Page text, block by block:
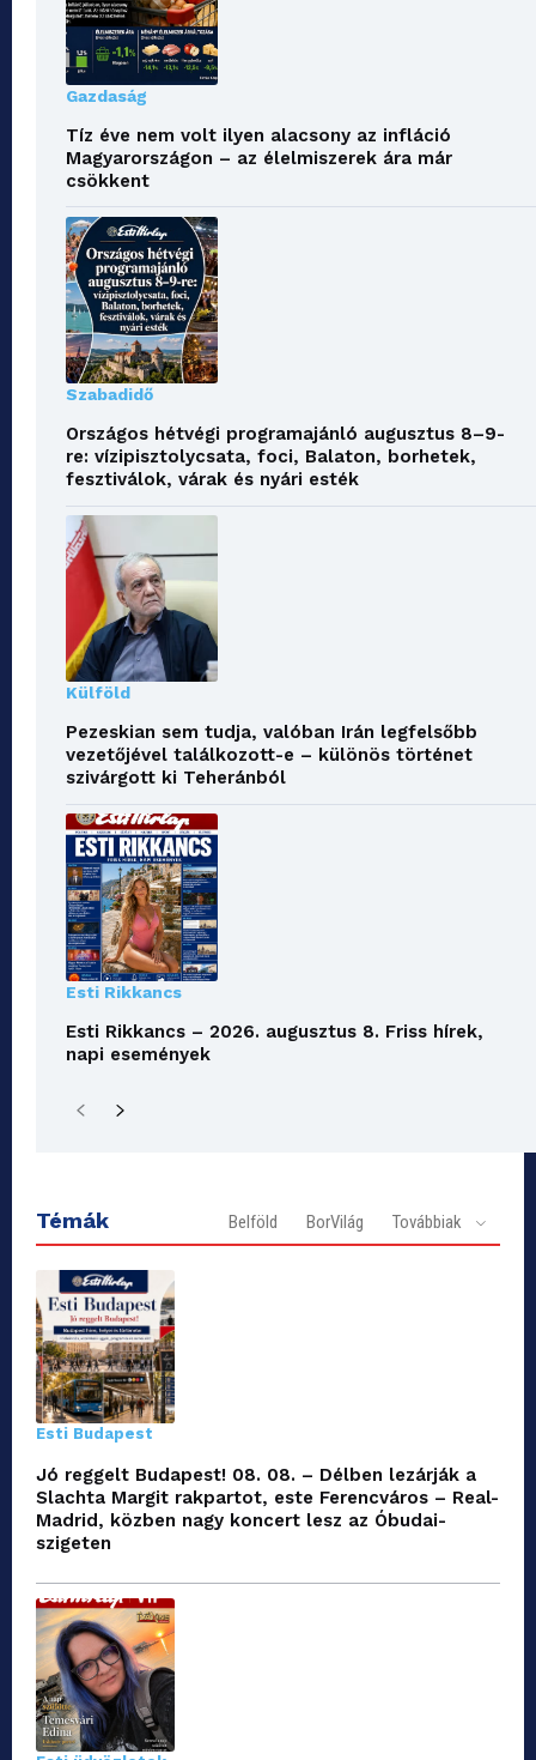
Gazdaság
Tíz éve nem volt ilyen alacsony az infláció
Magyarországon – az élelmiszerek ára már
csökkent
Szabadidő
Országos hétvégi programajánló augusztus 8–9-
re: vízipisztolycsata, foci, Balaton, borhetek,
fesztiválok, várak és nyári esték
Külföld
Pezeskian sem tudja, valóban Irán legfelsőbb
vezetőjével találkozott-e – különös történet
szivárgott ki Teheránból
Esti Rikkancs
Esti Rikkancs – 2026. augusztus 8. Friss hírek,
napi események
Témák Belföld BorVilág Továbbiak
Esti Budapest
Jó reggelt Budapest! 08. 08. – Délben lezárják a
Slachta Margit rakpartot, este Ferencváros – Real-
Madrid, közben nagy koncert lesz az Óbudai-
szigeten